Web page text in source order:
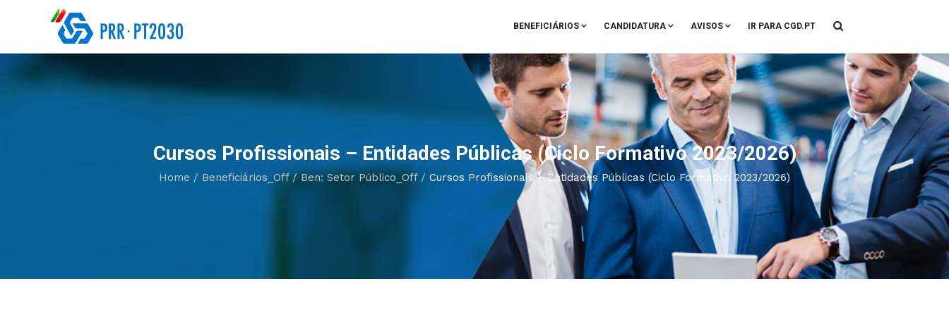
BENEFICIÁRIOS CANDIDATURA AVISOS IR PARA CGD.PT
Cursos Profissionais – Entidades Públicas (Ciclo Formativo 2023/2026)
Home / Beneficiários_Off/Ben: Setor Público_Off/ Cursos Profissionais – Entidades Públicas (Ciclo Formativo 2023/2026)